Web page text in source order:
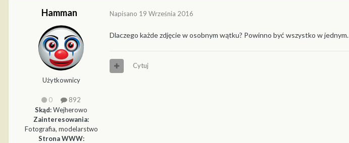
Hamman
Użytkownicy
0
892
Skąd:Wejherowo
Zainteresowania:
Fotografia, modelarstwo
Strona WWW:
Napisano 19 Września 2016
Dlaczego każde zdjęcie w osobnym wątku? Powinno być wszystko w jednym.
Cytuj